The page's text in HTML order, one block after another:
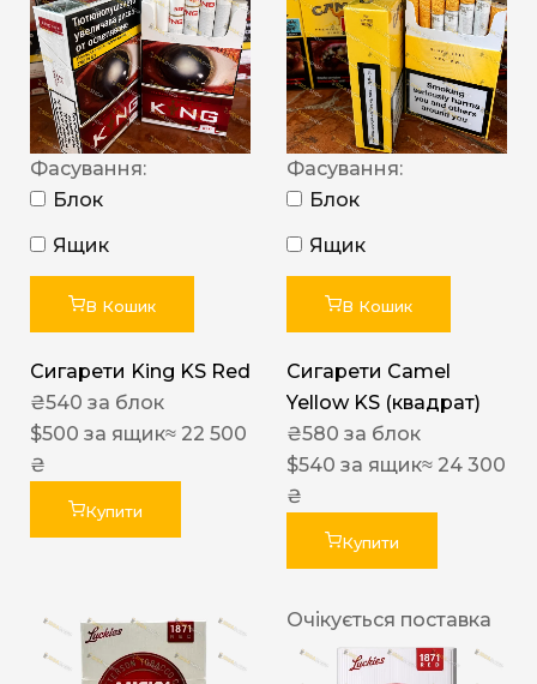
Фасування:
Блок
Ящик
В Кошик
Сигарети King KS Red
₴540 за блок
$500 за ящик≈ 22 500
₴
Купити
Фасування:
Блок
Ящик
В Кошик
Сигарети Camel
Yellow KS (квадрат)
₴580 за блок
$540 за ящик≈ 24 300
₴
Купити
Очікується поставка